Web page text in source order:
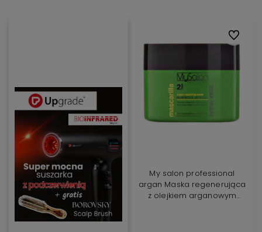
My salon professional
argan Maska regenerująca
z olejkiem arganowym
Do